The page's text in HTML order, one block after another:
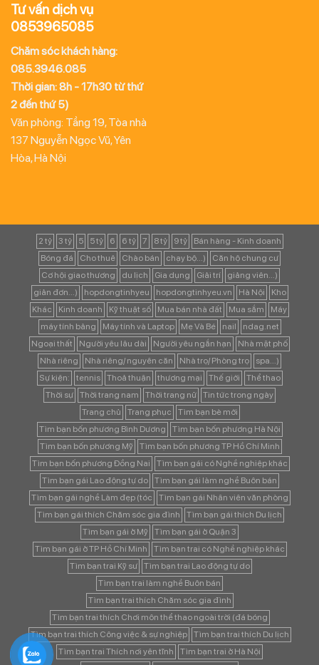
Tư vấn dịch vụ
0853965085
Chăm sóc khách hàng:
085.3946.085
Thời gian: 8h - 17h30 từ thứ
2 đến thứ 5)
Văn phòng: Tầng 19, Tòa nhà
137 Nguyễn Ngọc Vũ, Yên
Hòa, Hà Nội
2 tỷ 3 tỷ 5 5 tỷ 6 6 tỷ 7 8 tỷ 9 tỷ
Bán hàng - Kinh doanh
Bóng đá
Cho thuê Chào bán chạy bộ...)
Căn hộ chung cư
Cơ hội giao thương
du lịch Gia dụng Giải trí
giảng viên...)
giản đơn...)
hopdongtinhyeu hopdongtinhyeu.vn Hà Nội
Kho
Khác
Kinh doanh Kỹ thuật số Mua bán nhà đất Mua sắm
Máy
máy tính bảng
Máy tính và Laptop Mẹ Và Bé nail
ndag.net
Ngoại thất
Người yêu lâu dài Người yêu ngắn hạn
Nhà mặt phố
Nhà riêng
Nhà riêng/ nguyên căn Nhà trọ/ Phòng trọ
spa...)
Sự kiện:
tennis Thoả thuận thương mại Thế giới
Thể thao
Thời sự
Thời trang nam Thời trang nữ
Tin tức trong ngày
Trang chủ
Trang phục
Tìm bạn bè mới
Tìm bạn bốn phương Bình Dương
Tìm bạn bốn phương Hà Nội
Tìm bạn bốn phương Mỹ
Tìm bạn bốn phương TP Hồ Chí Minh
Tìm bạn bốn phương Đồng Nai
Tìm bạn gái có Nghề nghiệp khác
Tìm bạn gái Lao động tự do
Tìm bạn gái làm nghề Buôn bán
Tìm bạn gái nghề Làm đẹp (tóc
Tìm bạn gái Nhân viên văn phòng
Tìm bạn gái thích Chăm sóc gia đình
Tìm bạn gái thích Du lịch
Tìm bạn gái ở Mỹ
Tìm bạn gái ở Quận 3
Tìm bạn gái ở TP Hồ Chí Minh
Tìm bạn trai có Nghề nghiệp khác
Tìm bạn trai Kỹ sư
Tìm bạn trai Lao động tự do
Tìm bạn trai làm nghề Buôn bán
Tìm bạn trai thích Chăm sóc gia đình
Tìm bạn trai thích Chơi môn thể thao ngoài trời (đá bóng
Tìm bạn trai thích Công việc & sự nghiệp
Tìm bạn trai thích Du lịch
Tìm bạn trai Thích nơi yên tĩnh
Tìm bạn trai ở Hà Nội